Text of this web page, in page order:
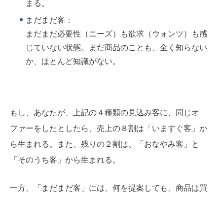
まる。
まだまだ客：
まだまだ必要性（ニーズ）も欲求（ウォンツ）も感
じていない状態。まだ商品のことも、全く知らない
か、ほとんど知識がない。
もし、あなたが、上記の４種類の見込み客に、同じオ
ファーをしたとしたら、売上の８割は「いますぐ客」か
ら生まれる。また、残りの２割は、「おなやみ客」と
「そのうち客」から生まれる。
一方、「まだまだ客」には、何を提案しても、商品は買